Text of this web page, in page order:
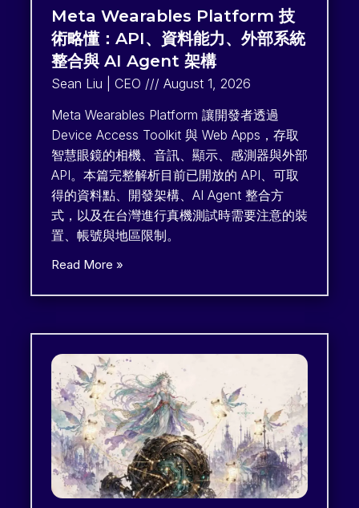
Meta Wearables Platform 技
術略懂：API、資料能力、外部系統
整合與 AI Agent 架構
Sean Liu | CEO
August 1, 2026
Meta Wearables Platform 讓開發者透過
Device Access Toolkit 與 Web Apps，存取
智慧眼鏡的相機、音訊、顯示、感測器與外部
API。本篇完整解析目前已開放的 API、可取
得的資料點、開發架構、AI Agent 整合方
式，以及在台灣進行真機測試時需要注意的裝
置、帳號與地區限制。
Read More »